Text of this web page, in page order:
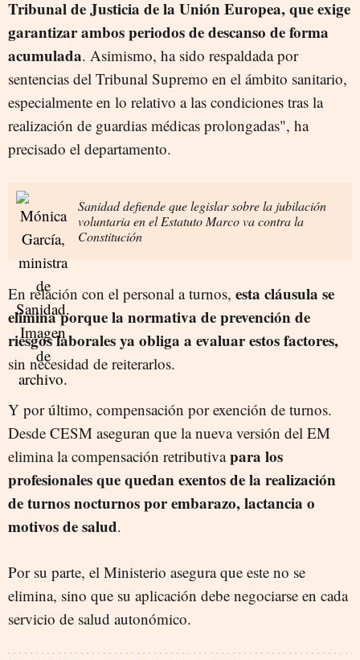
Tribunal de Justicia de la Unión Europea, que exige
garantizar ambos periodos de descanso de forma
acumulada. Asimismo, ha sido respaldada por
sentencias del Tribunal Supremo en el ámbito sanitario,
especialmente en lo relativo a las condiciones tras la
realización de guardias médicas prolongadas", ha
precisado el departamento.
Sanidad defiende que legislar sobre la jubilación
voluntaria en el Estatuto Marco va contra la
Constitución
En relación con el personal a turnos, esta cláusula se
elimina porque la normativa de prevención de
riesgos laborales ya obliga a evaluar estos factores,
sin necesidad de reiterarlos.
Y por último, compensación por exención de turnos.
Desde CESM aseguran que la nueva versión del EM
elimina la compensación retributivapara los
profesionales que quedan exentos de la realización
de turnos nocturnos por embarazo, lactancia o
motivos de salud.
Por su parte, el Ministerio asegura que este no se
elimina, sino que su aplicación debe negociarse en cada
servicio de salud autonómico.